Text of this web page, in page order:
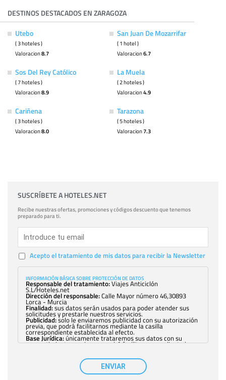
DESTINOS DESTACADOS EN ZARAGOZA
Utebo
( 3 hoteles )
Valoracion8.7
San Juan De Mozarrifar
( 1 hotel )
Valoracion6.7
Sos Del Rey Católico
( 7 hoteles )
Valoracion8.9
La Muela
( 2 hoteles )
Valoracion4.9
Cariñena
( 3 hoteles )
Valoracion8.0
Tarazona
( 5 hoteles )
Valoracion7.3
SUSCRÍBETE A HOTELES.NET
Recibe nuestras ofertas, promociones y códigos descuento que tenemos
preparado para ti.
Acepto el tratamiento de mis datos para recibir la Newsletter
INFORMACIÓN BÁSICA SOBRE PROTECCIÓN DE DATOS
Responsable del tratamiento:Viajes Anticiclón
S.L/Hoteles.net
Dirección del responsable:Calle Mayor número 46,30893
Lorca - Murcia
Finalidad:sus datos serán usados para poder atender sus
solicitudes y prestarle nuestros servicios.
Publicidad:solo le enviaremos publicidad con su autorización
previa, que podrá facilitarnos mediante la casilla
correspondiente establecida al efecto.
Base Jurídica:únicamente trataremos sus datos con su
consentimiento previo, que podrá facilitarnos mediante la
con carácter general, sólo el personal de
nuestra entidad que esté debidamente autorizado podrá
tener conocimiento de la información que le pedimos. No se
comunicarán datos a terceros.
ENVIAR